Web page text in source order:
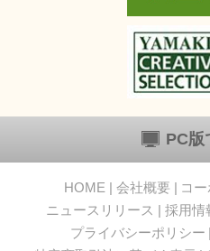
PC版
HOME 会社概要
コ
ニュースリリース
採用情
プライバシーポリシー